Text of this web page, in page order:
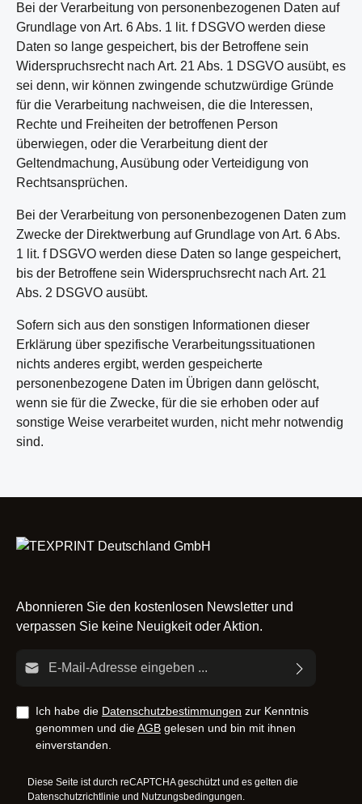
Bei der Verarbeitung von personenbezogenen Daten auf
Grundlage von Art. 6 Abs. 1 lit. f DSGVO werden diese
Daten so lange gespeichert, bis der Betroffene sein
Widerspruchsrecht nach Art. 21 Abs. 1 DSGVO ausübt, es
sei denn, wir können zwingende schutzwürdige Gründe
für die Verarbeitung nachweisen, die die Interessen,
Rechte und Freiheiten der betroffenen Person
überwiegen, oder die Verarbeitung dient der
Geltendmachung, Ausübung oder Verteidigung von
Rechtsansprüchen.
Bei der Verarbeitung von personenbezogenen Daten zum
Zwecke der Direktwerbung auf Grundlage von Art. 6 Abs.
1 lit. f DSGVO werden diese Daten so lange gespeichert,
bis der Betroffene sein Widerspruchsrecht nach Art. 21
Abs. 2 DSGVO ausübt.
Sofern sich aus den sonstigen Informationen dieser
Erklärung über spezifische Verarbeitungssituationen
nichts anderes ergibt, werden gespeicherte
personenbezogene Daten im Übrigen dann gelöscht,
wenn sie für die Zwecke, für die sie erhoben oder auf
sonstige Weise verarbeitet wurden, nicht mehr notwendig
sind.
Abonnieren Sie den kostenlosen Newsletter und
verpassen Sie keine Neuigkeit oder Aktion.
Ich habe die Datenschutzbestimmungen zur Kenntnis
genommen und dieAGB gelesen und bin mit ihnen
einverstanden.
Diese Seite ist durch reCAPTCHA geschützt und es gelten die
Datenschutzrichtlinie und Nutzungsbedingungen.